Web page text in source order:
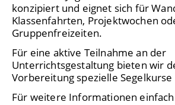
konzipiert und eignet sich für
Klassenfahrten, Projektwochen
Gruppenfreizeiten.
Für eine aktive Teilnahme an der
Unterrichtsgestaltung bieten wir
Vorbereitung spezielle Segelkurse
Für weitere Informationen